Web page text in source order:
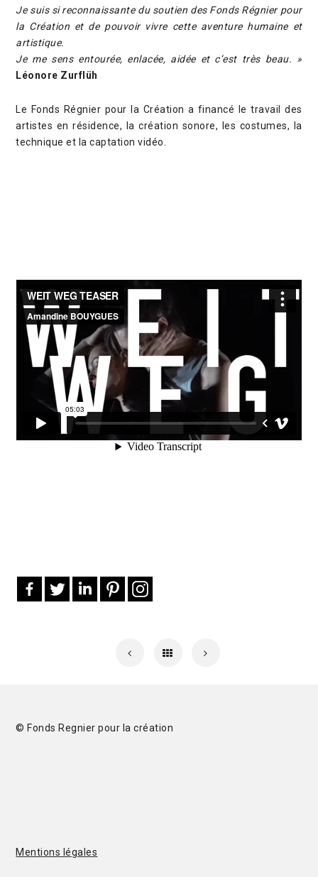
Je suis si reconnaissante du soutien des Fonds Régnier pour
la Création et de pouvoir vivre cette aventure humaine et
artistique.
Je me sens entourée, enlacée, aidée et c’est très beau. »
Léonore Zurflüh
Le Fonds Régnier pour la Création a financé le travail des
artistes en résidence, la création sonore, les costumes, la
technique et la captation vidéo.
© Fonds Regnier pour la création
Mentions légales